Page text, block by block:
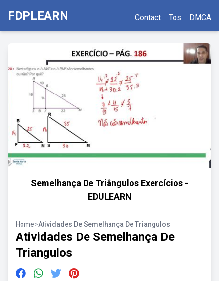
FDPLEARN Contact Tos DMCA
Semelhança De Triângulos Exercícios -
EDULEARN
Home>Atividades De Semelhança De Triangulos
Atividades De Semelhança De
Triangulos